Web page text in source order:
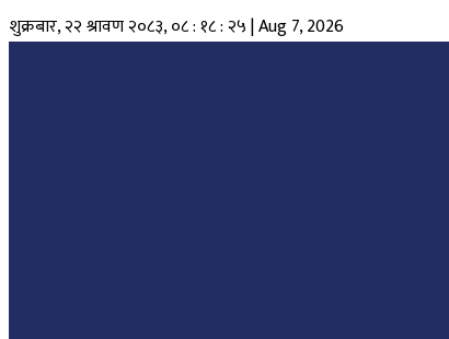
शुक्रबार, २२ श्रावण २०८३,०८ : १८ : २६|Aug 7, 2026